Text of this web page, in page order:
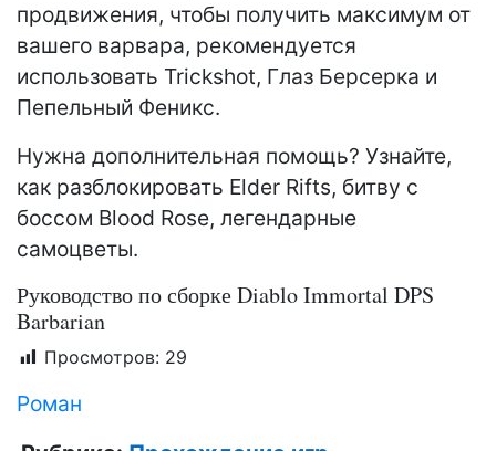
продвижения, чтобы получить максимум от
вашего варвара, рекомендуется
использовать Trickshot, Глаз Берсерка и
Пепельный Феникс.
Нужна дополнительная помощь? Узнайте,
как разблокировать Elder Rifts, битву с
боссом Blood Rose, легендарные
самоцветы.
Руководство по сборке Diablo Immortal DPS
Barbarian
Просмотров: 29
Роман